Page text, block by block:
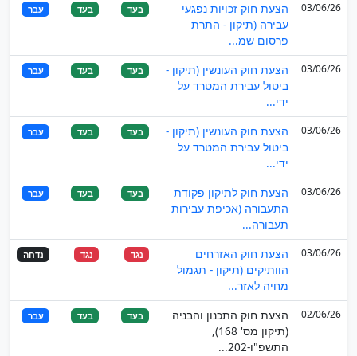
03/06/26
הצעת חוק זכויות נפגעי
עבירה (תיקון - התרת
פרסום שמ...
בעד בעד עבר
03/06/26
הצעת חוק העונשין (תיקון -
ביטול עבירת המטרד על
ידי...
בעד בעד עבר
03/06/26
הצעת חוק העונשין (תיקון -
ביטול עבירת המטרד על
ידי...
בעד בעד עבר
03/06/26
הצעת חוק לתיקון פקודת
התעבורה (אכיפת עבירות
תעבורה...
בעד בעד עבר
03/06/26
הצעת חוק האזרחים
הוותיקים (תיקון - תגמול
מחיה לאזר...
נגד נגד נדחה
02/06/26
הצעת חוק התכנון והבניה
(תיקון מס' 168),
התשפ"ו-202...
בעד בעד עבר